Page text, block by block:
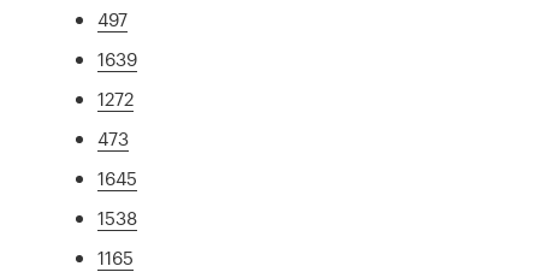
497
1639
1272
473
1645
1538
1165